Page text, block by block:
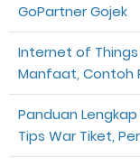
GoPartner Gojek
Internet of Things
Manfaat, Contoh
Panduan Lengkap
Tips War Tiket,